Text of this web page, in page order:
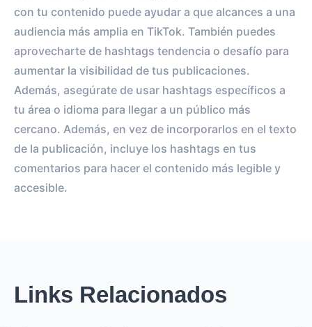
con tu contenido puede ayudar a que alcances a una
audiencia más amplia en TikTok. También puedes
aprovecharte de hashtags tendencia o desafío para
aumentar la visibilidad de tus publicaciones.
Además, asegúrate de usar hashtags específicos a
tu área o idioma para llegar a un público más
cercano. Además, en vez de incorporarlos en el texto
de la publicación, incluye los hashtags en tus
comentarios para hacer el contenido más legible y
accesible.
Links Relacionados